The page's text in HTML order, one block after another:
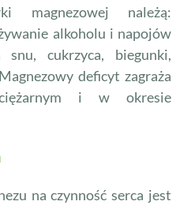
magnezowej należą:
alkoholu i napojów
snu, cukrzyca, biegunki,
deficyt zagraża
i w okresie
na czynność serca jest